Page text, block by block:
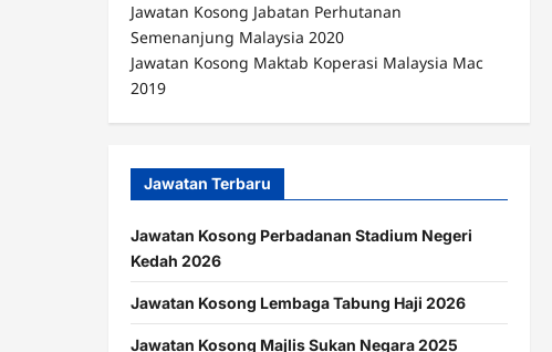
Jawatan Kosong Jabatan Perhutanan
Semenanjung Malaysia 2020
Jawatan Kosong Maktab Koperasi Malaysia Mac
2019
Jawatan Terbaru
Jawatan Kosong Perbadanan Stadium Negeri
Kedah 2026
Jawatan Kosong Lembaga Tabung Haji 2026
Jawatan Kosong Majlis Sukan Negara 2025